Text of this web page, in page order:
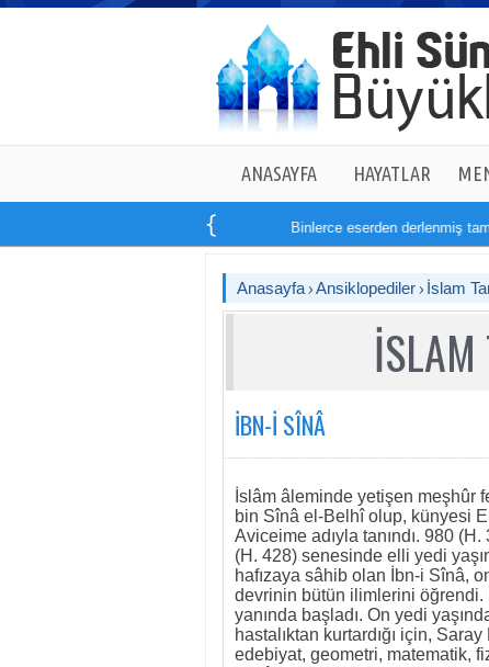
ANASAYFA HAYATLAR
Binlerce eserden derlenmiş tam 14
Anasayfa Ansiklopediler İslam
İSLAM
İBN-İ SÎNÂ
İslâm âleminde yetişen meşhûr
bin Sînâ el-Belhî olup, künyesi
Aviceime adıyla tanındı. 980
(H. 428) senesinde elli yedi
hafızaya sâhib olan İbn-i Sînâ,
devrinin bütün ilimlerini öğrendi.
yanında başladı. On yedi
hastalıktan kurtardığı için,
edebiyat, geometri, matematik,